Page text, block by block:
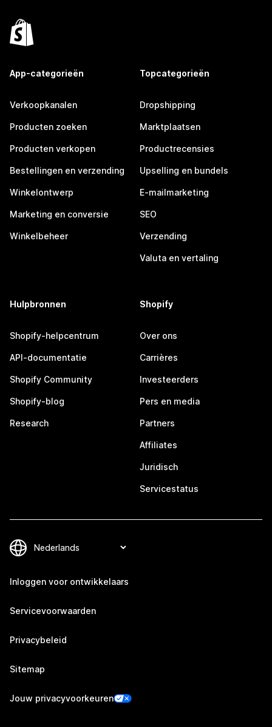
App-categorieën
Verkoopkanalen
Producten zoeken
Producten verkopen
Bestellingen en verzending
Winkelontwerp
Marketing en conversie
Winkelbeheer
Topcategorieën
Dropshipping
Marktplaatsen
Productrecensies
Upselling en bundels
E-mailmarketing
SEO
Verzending
Valuta en vertaling
Hulpbronnen
Shopify-helpcentrum
API-documentatie
Shopify Community
Shopify-blog
Research
Shopify
Over ons
Carrières
Investeerders
Pers en media
Partners
Affiliates
Juridisch
Servicestatus
Inloggen voor ontwikkelaars
Servicevoorwaarden
Privacybeleid
Sitemap
Jouw privacyvoorkeuren